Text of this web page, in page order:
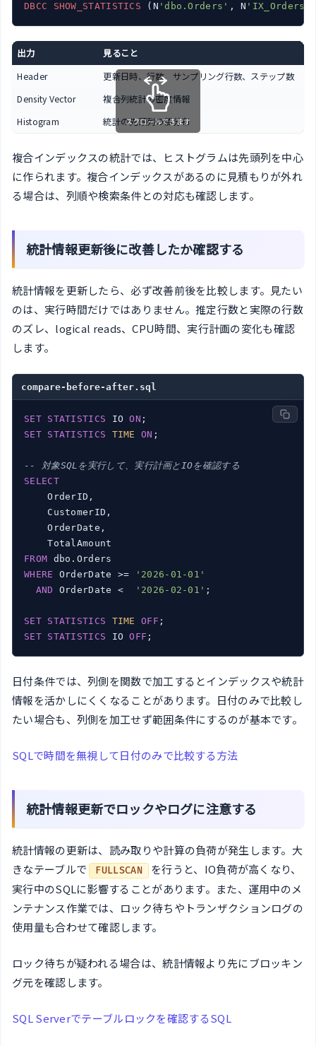
DBCC
SHOW_STATISTICS (N 'dbo.Orders' , N
出力
見ること
Header
更新日時、行数、サンプリング行数、ステップ数
Density Vector
複合列統計の密度情報
Histogram
統計の先頭列の値分布
スクロールできます
複合インデックスの統計では、ヒストグラムは先頭列を中心
に作られます。複合インデックスがあるのに見積もりが外れ
る場合は、列順や検索条件との対応も確認します。
統計情報更新後に改善したか確認する
統計情報を更新したら、必ず改善前後を比較します。見たい
のは、実行時間だけではありません。推定行数と実際の行数
のズレ、logical reads、CPU時間、実行計画の変化も確認
します。
compare-before-after.sql
SET STATISTICS IO ON
SET
STATISTICS TIME ON ;
-- 対象SQLを実行して、実行計画とIOを確認する
SELECT
    OrderID,
    CustomerID,
    OrderDate,
FROM
WHERE OrderDate >=
'2026-01-01'
AND
OrderDate < '2026-02-01' ;
SET STATISTICS TIME OFF
SET
STATISTICS IO OFF
日付条件では、列側を関数で加工するとインデックスや統計
情報を活かしにくくなることがあります。日付のみで比較し
たい場合も、列側を加工せず範囲条件にするのが基本です。
SQLで時間を無視して日付のみで比較する方法
統計情報更新でロックやログに注意する
統計情報の更新は、読み取りや計算の負荷が発生します。大
きなテーブルで
FULLSCAN
を行うと、IO負荷が高くなり、
実行中のSQLに影響することがあります。また、運用中のメ
ンテナンス作業では、ロック待ちやトランザクションログの
使用量も合わせて確認します。
ロック待ちが疑われる場合は、統計情報より先にブロッキン
グ元を確認します。
SQL Serverでテーブルロックを確認するSQL